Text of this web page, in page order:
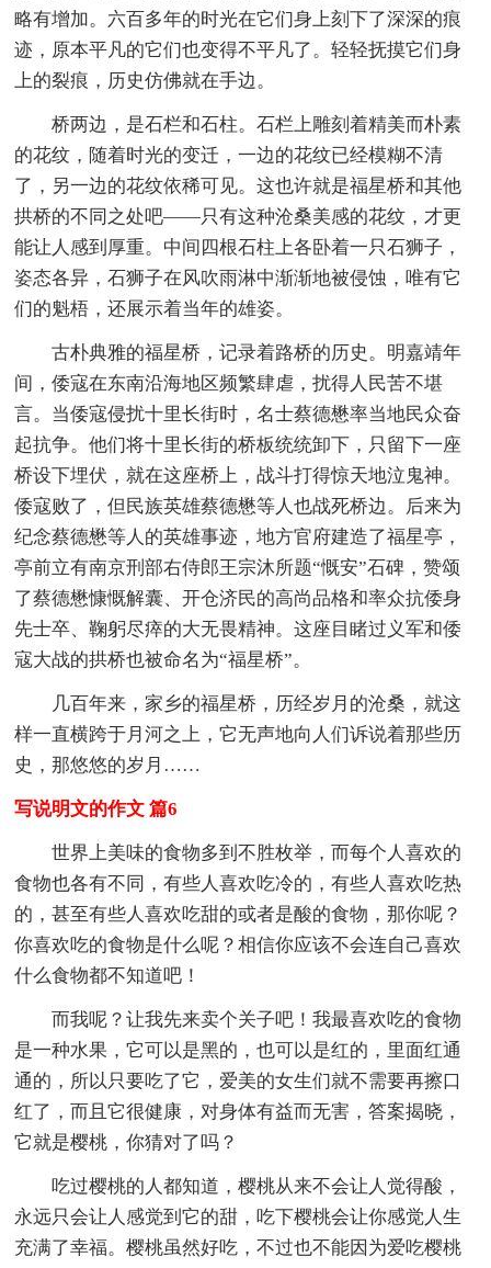
略有增加。六百多年的时光在它们身上刻下了深深的痕
迹，原本平凡的它们也变得不平凡了。轻轻抚摸它们身
上的裂痕，历史仿佛就在手边。
桥两边，是石栏和石柱。石栏上雕刻着精美而朴素
的花纹，随着时光的变迁，一边的花纹已经模糊不清
了，另一边的花纹依稀可见。这也许就是福星桥和其他
拱桥的不同之处吧——只有这种沧桑美感的花纹，才更
能让人感到厚重。中间四根石柱上各卧着一只石狮子，
姿态各异，石狮子在风吹雨淋中渐渐地被侵蚀，唯有它
们的魁梧，还展示着当年的雄姿。
古朴典雅的福星桥，记录着路桥的历史。明嘉靖年
间，倭寇在东南沿海地区频繁肆虐，扰得人民苦不堪
言。当倭寇侵扰十里长街时，名士蔡德懋率当地民众奋
起抗争。他们将十里长街的桥板统统卸下，只留下一座
桥设下埋伏，就在这座桥上，战斗打得惊天地泣鬼神。
倭寇败了，但民族英雄蔡德懋等人也战死桥边。后来为
纪念蔡德懋等人的英雄事迹，地方官府建造了福星亭，
亭前立有南京刑部右侍郎王宗沐所题“慨安”石碑，赞颂
了蔡德懋慷慨解囊、开仓济民的高尚品格和率众抗倭身
先士卒、鞠躬尽瘁的大无畏精神。这座目睹过义军和倭
寇大战的拱桥也被命名为“福星桥”。
几百年来，家乡的福星桥，历经岁月的沧桑，就这
样一直横跨于月河之上，它无声地向人们诉说着那些历
史，那悠悠的岁月……
写说明文的作文 篇6
世界上美味的食物多到不胜枚举，而每个人喜欢的
食物也各有不同，有些人喜欢吃冷的，有些人喜欢吃热
的，甚至有些人喜欢吃甜的或者是酸的食物，那你呢？
你喜欢吃的食物是什么呢？相信你应该不会连自己喜欢
什么食物都不知道吧！
而我呢？让我先来卖个关子吧！我最喜欢吃的食物
是一种水果，它可以是黑的，也可以是红的，里面红通
通的，所以只要吃了它，爱美的女生们就不需要再擦口
红了，而且它很健康，对身体有益而无害，答案揭晓，
它就是樱桃，你猜对了吗？
吃过樱桃的人都知道，樱桃从来不会让人觉得酸，
永远只会让人感觉到它的甜，吃下樱桃会让你感觉人生
充满了幸福。樱桃虽然好吃，不过也不能因为爱吃樱桃